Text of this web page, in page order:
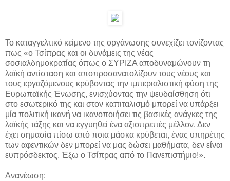
Το καταγγελτικό κείμενο της οργάνωσης συνεχίζει τονίζοντας
πως «ο Τσίπρας και οι δυνάμεις της νέας
σοσιαλδημοκρατίας όπως ο ΣΥΡΙΖΑ αποδυναμώνουν τη
λαϊκή αντίσταση και αποπροσανατολίζουν τους νέους και
τους εργαζόμενους κρύβοντας την ιμπεριαλιστική φύση της
Ευρωπαϊκής Ένωσης, ενισχύοντας την ψευδαίσθηση ότι
στο εσωτερικό της και στον καπιταλισμό μπορεί να υπάρξει
μία πολιτική ικανή να ικανοποιήσει τις βασικές ανάγκες της
λαϊκής τάξης και να εγγυηθεί ένα αξιοπρεπές μέλλον. Δεν
έχει σημασία πίσω από ποια μάσκα κρύβεται, ένας υπηρέτης
των αφεντικών δεν μπορεί να μας δώσει μαθήματα, δεν είναι
ευπρόσδεκτος. Έξω ο Τσίπρας από το Πανεπιστήμιο!».
Ανανέωση: